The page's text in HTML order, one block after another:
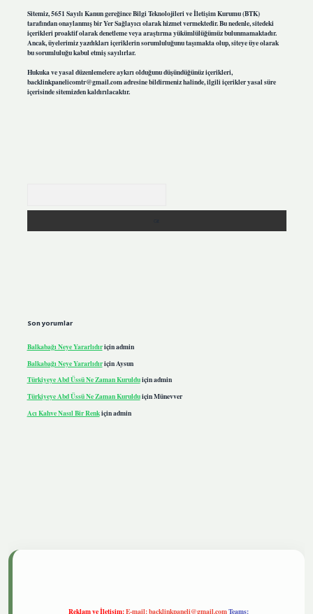
Sitemiz, 5651 Sayılı Kanun gereğince Bilgi Teknolojileri ve İletişim Kurumu (BTK)
tarafından onaylanmış bir Yer Sağlayıcı olarak hizmet vermektedir. Bu nedenle, sitedeki
içerikleri proaktif olarak denetleme veya araştırma yükümlülüğümüz bulunmamaktadır.
Ancak, üyelerimiz yazdıkları içeriklerin sorumluluğunu taşımakta olup, siteye üye olarak
bu sorumluluğu kabul etmiş sayılırlar.
Hukuka ve yasal düzenlemelere aykırı olduğunu düşündüğünüz içerikleri,
backlinkpanelicomtr@gmail.comadresine bildirmeniz halinde, ilgili içerikler yasal süre
içerisinde sitemizden kaldırılacaktır.
Son yorumlar
Balkabağı Neye Yararlıdıriçinadmin
Balkabağı Neye Yararlıdıriçin Aysun
Türkiyeye Abd Üssü Ne Zaman Kurulduiçinadmin
Türkiyeye Abd Üssü Ne Zaman KurulduiçinMünevver
Acı Kahve Nasıl Bir Renkiçinadmin
Reklam ve İletişim:E-mail:backlinkpaneli@gmail.comTeams: